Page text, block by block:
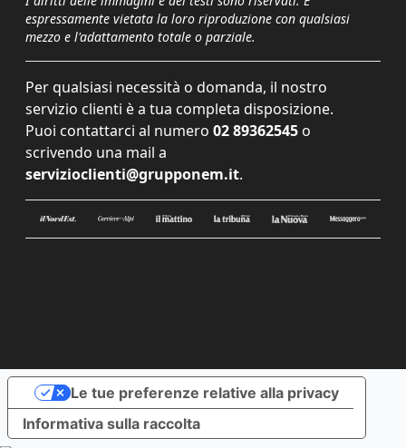
espressamente vietata la loro riproduzione con qualsiasi
mezzo e l'adattamento totale o parziale.
Per qualsiasi necessità o domanda, il nostro
servizio clienti è a tua completa disposizione.
Puoi contattarci al numero 02 89362545 o
scrivendo una mail a
servizioclienti@grupponem.it.
Informativa sulla raccolta
Le tue preferenze relative alla privacy